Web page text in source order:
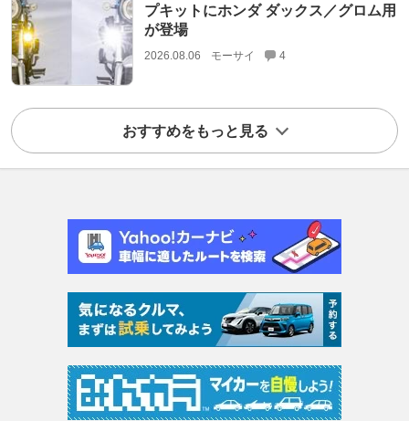
プキットにホンダ ダックス／グロム用
が登場
2026.08.06 モーサイ 4
おすすめをもっと見る